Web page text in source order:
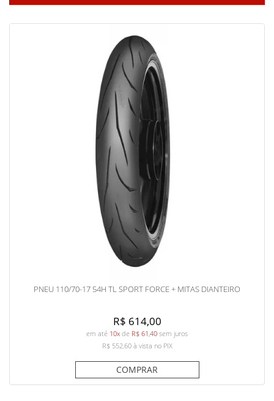
PNEU 110/70-17 54H TL SPORT FORCE + MITAS DIANTEIRO
R$ 614,00
em até 10x de R$ 61,40 sem juros
R$ 552,60à vista no PIX
COMPRAR